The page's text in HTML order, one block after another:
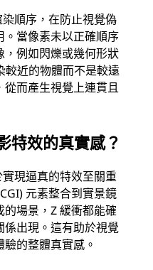
順序，在防止視覺偽
。當像素未以正確順序
例如閃爍或幾何形狀
較近的物體而不是較遠
而產生視覺上連貫且
特效的真實感？
現逼真的特效至關重
元素整合到實景鏡
場景，Z 緩衝都能確
出現。這有助於視覺
的整體真實感。